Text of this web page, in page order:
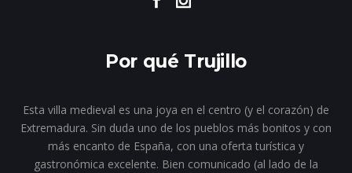
Por qué Trujillo
Esta villa medieval es una joya en el centro (y el corazón) de
Extremadura. Sin duda uno de los pueblos más bonitos y con
más encanto de España, con una oferta turística y
gastronómica excelente. Bien comunicado (al lado de la